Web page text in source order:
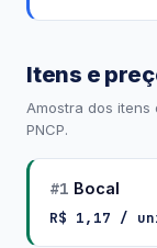
Itens e
Amostra dos
PNCP.
#1 Bocal
R$ 1,17 /